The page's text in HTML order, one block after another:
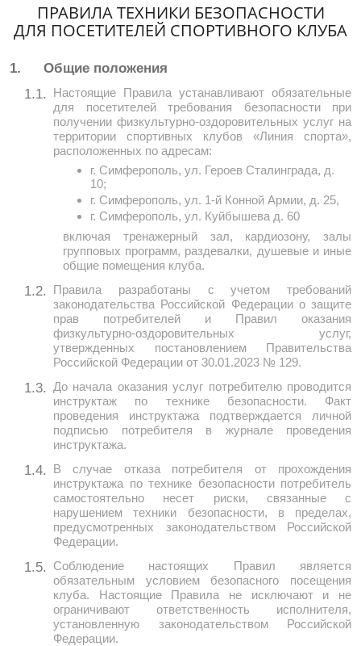
ПРАВИЛА ТЕХНИКИ БЕЗОПАСНОСТИ
ДЛЯ ПОСЕТИТЕЛЕЙ СПОРТИВНОГО КЛУБА
1.
Общие положения
1.1.
Настоящие Правила устанавливают обязательные
для посетителей требования безопасности при
получении физкультурно-оздоровительных услуг на
территории спортивных клубов «Линия спорта»,
расположенных по адресам:
г. Симферополь, ул. Героев Сталинграда, д.
10;
г. Симферополь, ул. 1-й Конной Армии, д. 25,
г. Симферополь, ул. Куйбышева д. 60
включая тренажерный зал, кардиозону, залы
групповых программ, раздевалки, душевые и иные
общие помещения клуба.
1.2.
Правила разработаны с учетом требований
законодательства Российской Федерации о защите
прав потребителей и Правил оказания
физкультурно-оздоровительных услуг,
утвержденных постановлением Правительства
Российской Федерации от 30.01.2023 № 129.
1.3.
До начала оказания услуг потребителю проводится
инструктаж по технике безопасности. Факт
проведения инструктажа подтверждается личной
подписью потребителя в журнале проведения
инструктажа.
1.4.
В случае отказа потребителя от прохождения
инструктажа по технике безопасности потребитель
самостоятельно несет риски, связанные с
нарушением техники безопасности, в пределах,
предусмотренных законодательством Российской
Федерации.
1.5.
Соблюдение настоящих Правил является
обязательным условием безопасного посещения
клуба. Настоящие Правила не исключают и не
ограничивают ответственность исполнителя,
установленную законодательством Российской
Федерации.